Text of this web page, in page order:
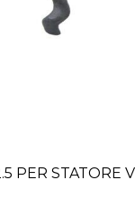
PER STATORE